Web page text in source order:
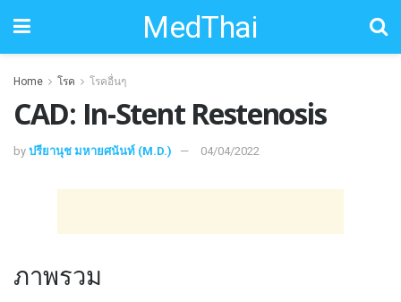
MedThai
Home โรค โรคอื่นๆ
CAD: In-Stent Restenosis
by ปรียานุช มหายศนันท์ (M.D.) 04/04/2022
ภาพรวม